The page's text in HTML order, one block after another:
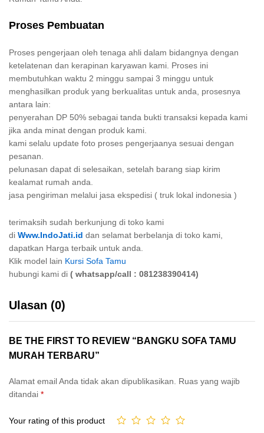
Proses Pembuatan
Proses pengerjaan oleh tenaga ahli dalam bidangnya dengan
ketelatenan dan kerapinan karyawan kami. Proses ini
membutuhkan waktu 2 minggu sampai 3 minggu untuk
menghasilkan produk yang berkualitas untuk anda, prosesnya
antara lain:
penyerahan DP 50% sebagai tanda bukti transaksi kepada kami
jika anda minat dengan produk kami.
kami selalu update foto proses pengerjaanya sesuai dengan
pesanan.
pelunasan dapat di selesaikan, setelah barang siap kirim
kealamat rumah anda.
jasa pengiriman melalui jasa ekspedisi ( truk lokal indonesia )
terimaksih sudah berkunjung di toko kami
di Www.IndoJati.id dan selamat berbelanja di toko kami,
dapatkan Harga terbaik untuk anda.
Klik model lain Kursi Sofa Tamu
hubungi kami di ( whatsapp/call : 081238390414)
Ulasan (0)
BE THE FIRST TO REVIEW “BANGKU SOFA TAMU
MURAH TERBARU”
Alamat email Anda tidak akan dipublikasikan.
Ruas yang wajib
ditandai *
Your rating of this product